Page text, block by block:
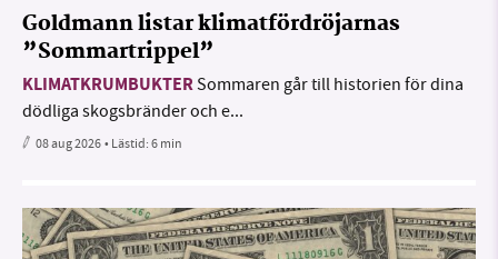
Goldmann listar klimatfördröjarnas
”Sommartrippel”
KLIMATKRUMBUKTERSommaren går till historien för dina
dödliga skogsbränder och e...
08 aug 2026• Lästid:6 min